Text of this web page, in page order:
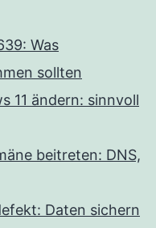
Was
sollten
11 ändern: sinnvoll
beitreten: DNS,
Daten sichern